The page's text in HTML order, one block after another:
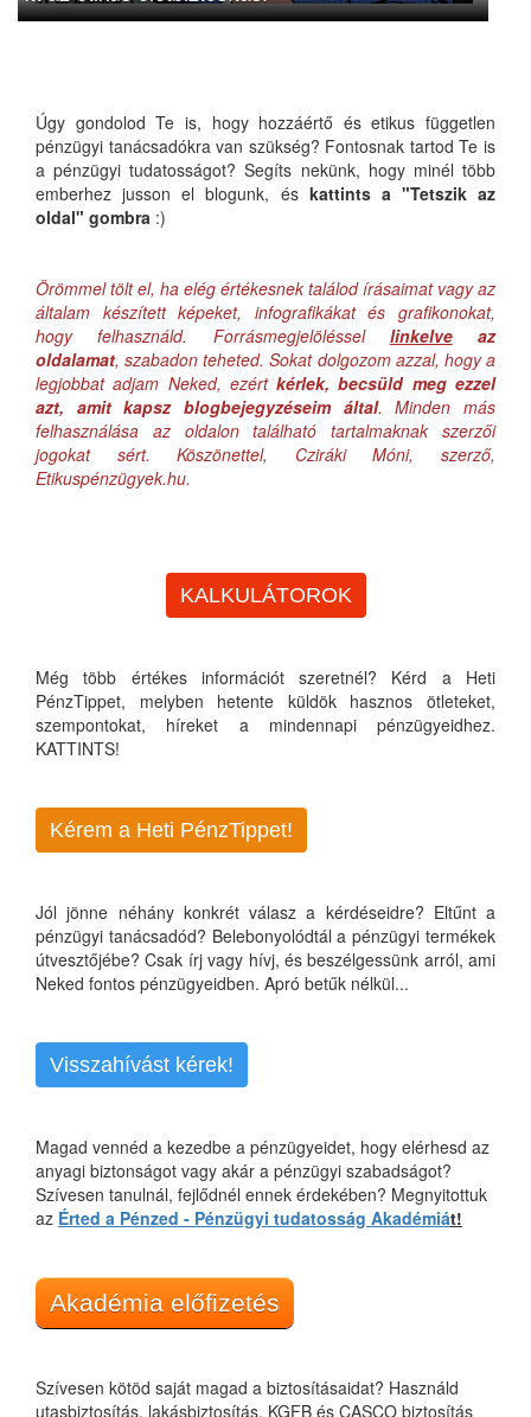
Úgy gondolod Te is, hogy hozzáértő és etikus független
pénzügyi tanácsadókra van szükség? Fontosnak tartod Te is
a pénzügyi tudatosságot? Segíts nekünk, hogy minél több
emberhez jusson el blogunk, és kattints a "Tetszik az
oldal" gombra :)
Örömmel tölt el, ha elég értékesnek találod írásaimat vagy az
általam készített képeket, infografikákat és grafikonokat,
hogy felhasználd. Forrásmegjelöléssel linkelveaz
oldalamat, szabadon teheted. Sokat dolgozom azzal, hogy a
legjobbat adjam Neked, ezértkérlek, becsüld meg ezzel
azt, amit kapsz blogbejegyzéseim által. Minden más
felhasználása az oldalon található tartalmaknak szerzői
jogokat sért. Köszönettel, Cziráki Móni, szerző,
Etikuspénzügyek.hu.
KALKULÁTOROK
Még több értékes információt szeretnél? Kérd a Heti
PénzTippet, melyben hetente küldök hasznos ötleteket,
szempontokat, híreket a mindennapi pénzügyeidhez.
KATTINTS!
Kérem a Heti PénzTippet!
Jól jönne néhány konkrét válasz a kérdéseidre? Eltűnt a
pénzügyi tanácsadód? Belebonyolódtál a pénzügyi termékek
útvesztőjébe? Csak írj vagy hívj, és beszélgessünk arról, ami
Neked fontos pénzügyeidben. Apró betűk nélkül...
Visszahívást kérek!
Magad vennéd a kezedbe a pénzügyeidet, hogy elérhesd az
anyagi biztonságot vagy akár a pénzügyi szabadságot?
Szívesen tanulnál, fejlődnél ennek érdekében? Megnyitottuk
az Érted a Pénzed - Pénzügyi tudatosság Akadémiát!
Akadémia előfizetés
Szívesen kötöd saját magad a biztosításaidat? Használd
utasbiztosítás, lakásbiztosítás, KGFB és CASCO biztosítás